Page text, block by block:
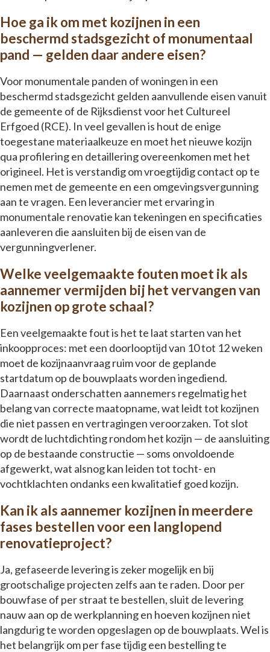
Hoe ga ik om met kozijnen in een
beschermd stadsgezicht of monumentaal
pand — gelden daar andere eisen?
Voor monumentale panden of woningen in een
beschermd stadsgezicht gelden aanvullende eisen vanuit
de gemeente of de Rijksdienst voor het Cultureel
Erfgoed (RCE). In veel gevallen is hout de enige
toegestane materiaalkeuze en moet het nieuwe kozijn
qua profilering en detaillering overeenkomen met het
origineel. Het is verstandig om vroegtijdig contact op te
nemen met de gemeente en een omgevingsvergunning
aan te vragen. Een leverancier met ervaring in
monumentale renovatie kan tekeningen en specificaties
aanleveren die aansluiten bij de eisen van de
vergunningverlener.
Welke veelgemaakte fouten moet ik als
aannemer vermijden bij het vervangen van
kozijnen op grote schaal?
Een veelgemaakte fout is het te laat starten van het
inkoopproces: met een doorlooptijd van 10 tot 12 weken
moet de kozijnaanvraag ruim voor de geplande
startdatum op de bouwplaats worden ingediend.
Daarnaast onderschatten aannemers regelmatig het
belang van correcte maatopname, wat leidt tot kozijnen
die niet passen en vertragingen veroorzaken. Tot slot
wordt de luchtdichting rondom het kozijn — de aansluiting
op de bestaande constructie — soms onvoldoende
afgewerkt, wat alsnog kan leiden tot tocht- en
vochtklachten ondanks een kwalitatief goed kozijn.
Kan ik als aannemer kozijnen in meerdere
fases bestellen voor een langlopend
renovatieproject?
Ja, gefaseerde levering is zeker mogelijk en bij
grootschalige projecten zelfs aan te raden. Door per
bouwfase of per straat te bestellen, sluit de levering
nauw aan op de werkplanning en hoeven kozijnen niet
langdurig te worden opgeslagen op de bouwplaats. Wel is
het belangrijk om per fase tijdig een bestelling te